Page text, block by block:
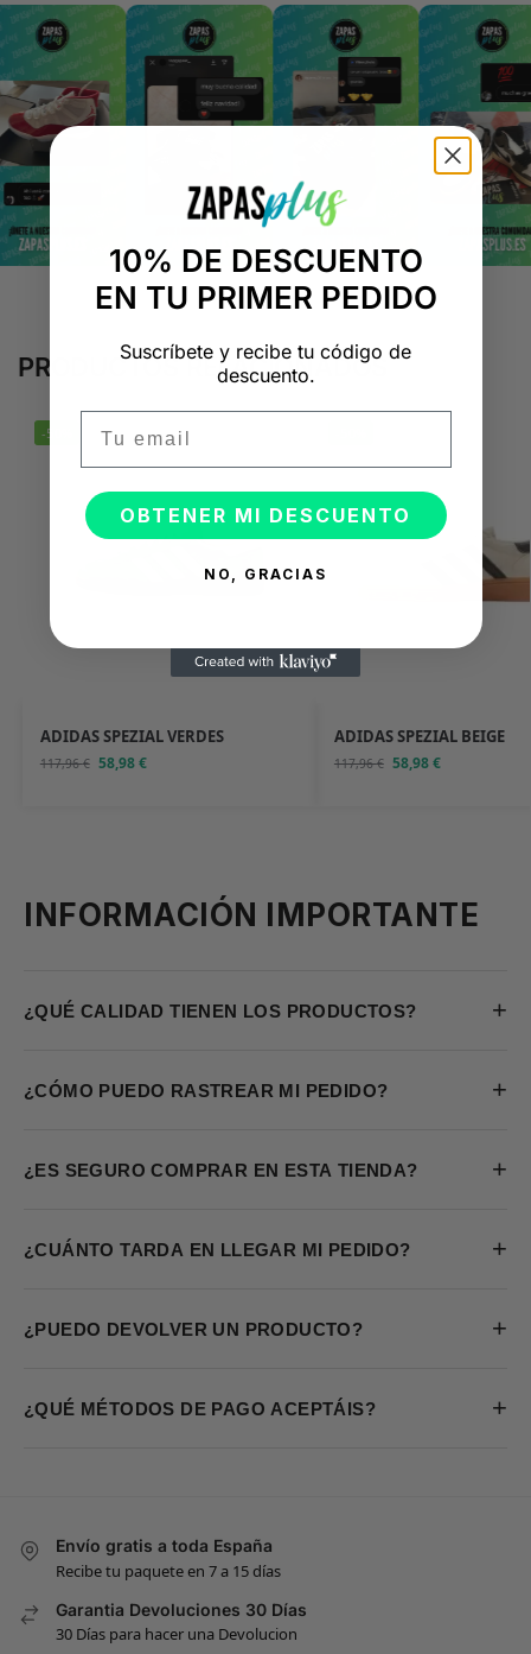
PRODUCTOS RELACIONADOS
-50%
ADIDAS SPEZIAL VERDES
117,96€ 58,98€
ADIDAS SPEZIAL BEIGE
117,96€ 58,98€
INFORMACIÓN IMPORTANTE
¿QUÉ CALIDAD TIENEN LOS PRODUCTOS? +
¿CÓMO PUEDO RASTREAR MI PEDIDO? +
¿ES SEGURO COMPRAR EN ESTA TIENDA? +
¿CUÁNTO TARDA EN LLEGAR MI PEDIDO? +
¿PUEDO DEVOLVER UN PRODUCTO? +
¿QUÉ MÉTODOS DE PAGO ACEPTÁIS? +
Envío gratis a toda España
Recibe tu paquete en 7 a 15 días
Garantia Devoluciones 30 Días
30 Días para hacer una Devolucion
10% DE DESCUENTO
EN TU PRIMER PEDIDO
Suscríbete y recibe tu código de
descuento.
OBTENER MI DESCUENTO
NO, GRACIAS